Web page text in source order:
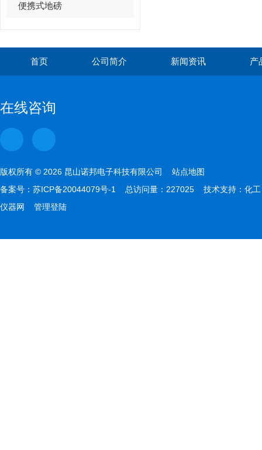
便携式地磅
首页 公司简介 新闻资讯 产
在线咨询
版权所有 © 2026 昆山诺邦电子科技有限公司 站点地图
备案号： 苏ICP备20044079号-1 总访问量：227025 技术支持： 化工
仪器网
管理登陆